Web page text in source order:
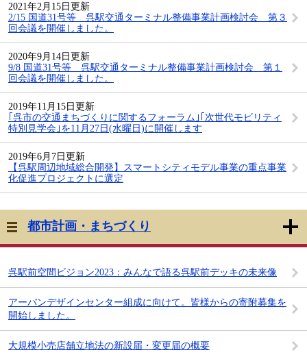
2021年2月15日更新
2/15 国道31号等 呉駅交通ターミナル整備事業計画検討会 第３
回会議を開催しました。
2020年9月14日更新
9/8 国道31号等 呉駅交通ターミナル整備事業計画検討会 第１
回会議を開催しました。
2019年11月15日更新
｢呉市の交通まちづくりに関するフォーラム｣｢次世代モビリティ
特別見学会｣を11月27日(水曜日)に開催します
2019年6月7日更新
【呉駅周辺地域総合開発】スマートシティモデル事業の重点事業
化促進プロジェクトに選定
都市計画・まちづくり
呉駅前空間ビジョン2023：みんなで語る呉駅前デッキの未来像
アーバンデザインセンター組成に向けて。皆様からの寄附募集を
開始しました。
大規模小売店舗立地法の新設届・変更届の概要